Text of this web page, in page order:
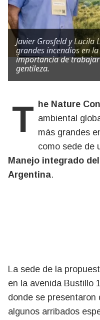
Javier Grosfeld y Lucila
grandes incendios en
importancia de
gentileza.
The Nature
ambiental
más grandes
como sede de
Manejo integrado
Argentina.
La sede de la
en la avenida Bustillo
donde se
algunos arribados